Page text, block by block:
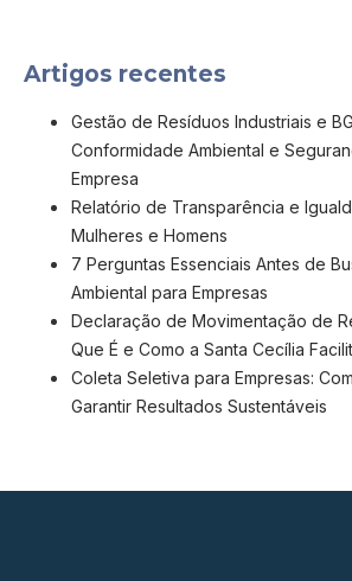
Artigos recentes
Gestão de Resíduos Industriais e
Conformidade Ambiental e
Empresa
Relatório de Transparência e
Mulheres e Homens
7 Perguntas Essenciais Antes de
Ambiental para Empresas
Declaração de Movimentação de
Que É e Como a Santa Cecília
Coleta Seletiva para Empresas:
Garantir Resultados Sustentáveis